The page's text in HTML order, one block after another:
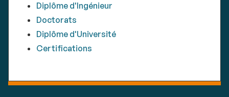
Diplôme d'Ingénieur
Doctorats
Diplôme d'Université
Certifications